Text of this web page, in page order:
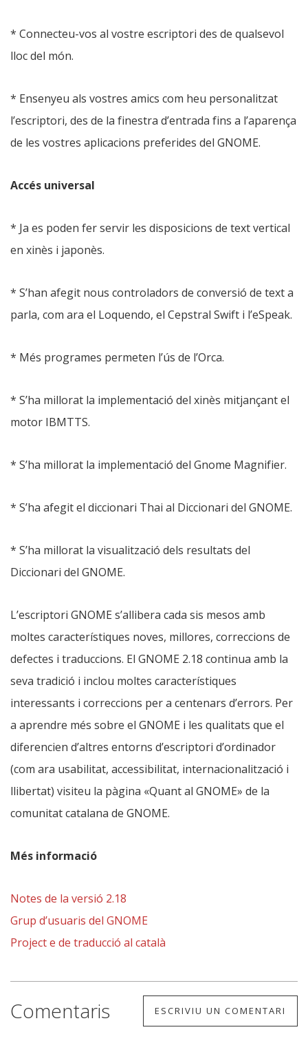
* Connecteu-vos al vostre escriptori des de qualsevol
lloc del món.
* Ensenyeu als vostres amics com heu personalitzat
l’escriptori, des de la finestra d’entrada fins a l’aparença
de les vostres aplicacions preferides del GNOME.
Accés universal
* Ja es poden fer servir les disposicions de text vertical
en xinès i japonès.
* S’han afegit nous controladors de conversió de text a
parla, com ara el Loquendo, el Cepstral Swift i l’eSpeak.
* Més programes permeten l’ús de l’Orca.
* S’ha millorat la implementació del xinès mitjançant el
motor IBMTTS.
* S’ha millorat la implementació del Gnome Magnifier.
* S’ha afegit el diccionari Thai al Diccionari del GNOME.
* S’ha millorat la visualització dels resultats del
Diccionari del GNOME.
L’escriptori GNOME s’allibera cada sis mesos amb
moltes característiques noves, millores, correccions de
defectes i traduccions. El GNOME 2.18 continua amb la
seva tradició i inclou moltes característiques
interessants i correccions per a centenars d’errors. Per
a aprendre més sobre el GNOME i les qualitats que el
diferencien d’altres entorns d’escriptori d’ordinador
(com ara usabilitat, accessibilitat, internacionalització i
llibertat) visiteu la pàgina «Quant al GNOME» de la
comunitat catalana de GNOME.
Més informació
Notes de la versió 2.18
Grup d’usuaris del GNOME
Project e de traducció al català
Comentaris ESCRIVIU UN COMENTARI